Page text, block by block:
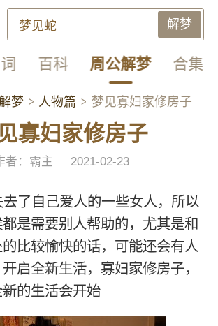
解梦
百科 周公解梦 合集
梦 人物篇 梦见寡妇家修房子
寡妇家修房子
者：霸主 2021-02-23
了自己爱人的一些女人，所以
是需要别人帮助的，尤其是和
比较愉快的话，可能还会有人
启全新生活，寡妇家修房子，
的生活会开始